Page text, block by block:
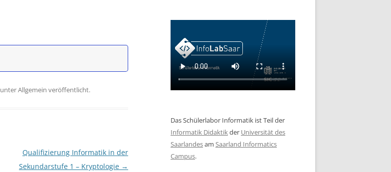
unter Allgemein veröffentlicht.
Qualifizierung Informatik in der
Sekundarstufe 1 – Kryptologie →
Das Schülerlabor Informatik ist Teil der
Informatik Didaktikder Universität des
Saarlandesam Saarland Informatics
Campus.